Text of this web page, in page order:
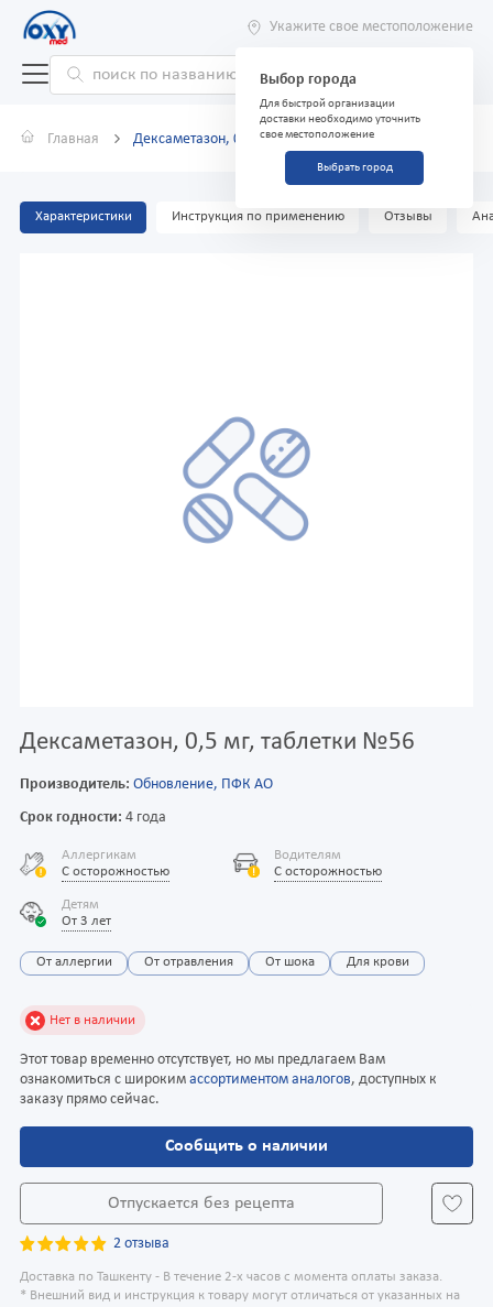
Укажите свое местоположение
Выбор города
Для быстрой организации
доставки необходимо уточнить
свое местоположение
Выбрать город
Главная Дексаметазон, 0,5 мг, таблетки №56
Характеристики Инструкция по применению Отзывы
Дексаметазон, 0,5 мг, таблетки №56
Производитель: Обновление, ПФК АО
Срок годности: 4 года
Аллергикам
С осторожностью
Водителям
С осторожностью
Детям
От 3 лет
От аллергии От отравления От шока Для крови
Нет в наличии
Этот товар временно отсутствует, но мы предлагаем Вам
ознакомиться с широким ассортиментом аналогов, доступных к
заказу прямо сейчас.
Сообщить о наличии
Отпускается без рецепта
2 отзыва
Доставка по Ташкенту - В течение 2-х часов с момента оплаты заказа.
* Внешний вид и инструкция к товару могут отличаться от указанных на